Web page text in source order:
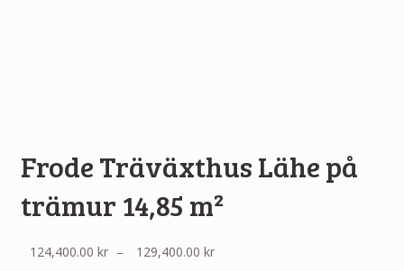
Frode Träväxthus Lähe på
trämur 14,85 m²
124,400.00 kr – 129,400.00 kr